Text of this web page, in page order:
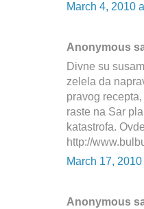
March 4, 2010
Anonymous
Divne su
zelela da
pravog
raste na Sar
katastrofa.
http://
March 17, 2010
Anonymous